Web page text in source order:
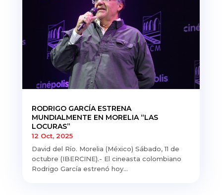
RODRIGO GARCÍA ESTRENA
MUNDIALMENTE EN MORELIA “LAS
LOCURAS”
12 Oct, 2025
David del Río. Morelia (México) Sábado, 11 de
octubre (IBERCINE).- El cineasta colombiano
Rodrigo García estrenó hoy...